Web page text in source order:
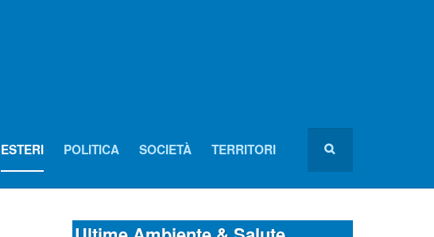
ESTERI POLITICA SOCIETÀ TERRITORI